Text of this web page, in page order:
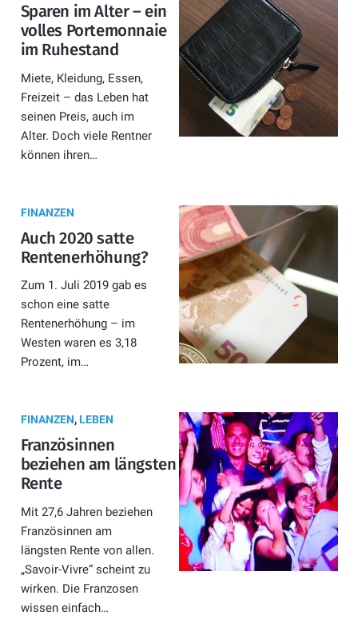
Sparen im Alter – ein
volles Portemonnaie
im Ruhestand
Miete, Kleidung, Essen,
Freizeit – das Leben hat
seinen Preis, auch im
Alter. Doch viele Rentner
können ihren…
FINANZEN
Auch 2020 satte
Rentenerhöhung?
Zum 1. Juli 2019 gab es
schon eine satte
Rentenerhöhung – im
Westen waren es 3,18
Prozent, im…
FINANZEN,LEBEN
Französinnen
beziehen am längsten
Rente
Mit 27,6 Jahren beziehen
Französinnen am
längsten Rente von allen.
„Savoir-Vivre“ scheint zu
wirken. Die Franzosen
wissen einfach…